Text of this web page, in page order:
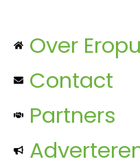
Over
Contact
Partners